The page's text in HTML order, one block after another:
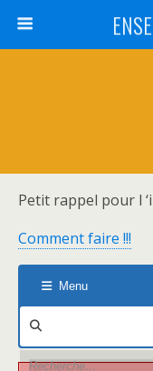
Petit rappel pour l
Comment faire !!!
Menu
forum